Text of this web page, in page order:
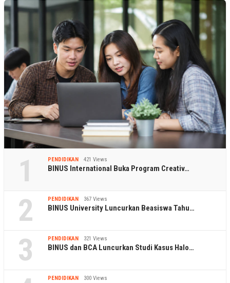
1 PENDIDIKAN 421 Views
BINUS International Buka Program Creativ…
2 PENDIDIKAN 367 Views
BINUS University Luncurkan Beasiswa Tahu…
3 PENDIDIKAN 321 Views
BINUS dan BCA Luncurkan Studi Kasus Halo…
PENDIDIKAN 300 Views